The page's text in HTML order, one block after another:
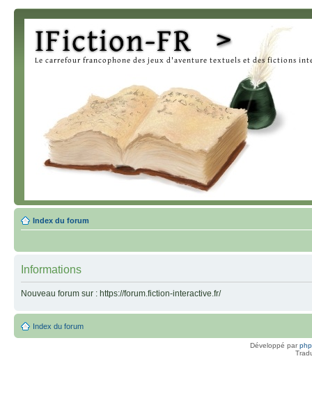
Index du forum
Informations
Nouveau forum sur : https://forum.fiction-interactive.fr/
Index du forum
Développé par